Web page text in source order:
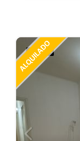
DESTACADA